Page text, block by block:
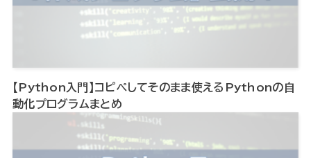
【Python入門】コピペしてそのまま使えるPythonの自
動化プログラムまとめ